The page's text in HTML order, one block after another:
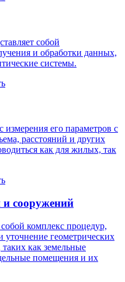
собой
и обработки данных,
системы.
его параметров с
расстояний и других
как для жилых, так
сооружений
комплекс процедур,
геометрических
как земельные
помещения и их